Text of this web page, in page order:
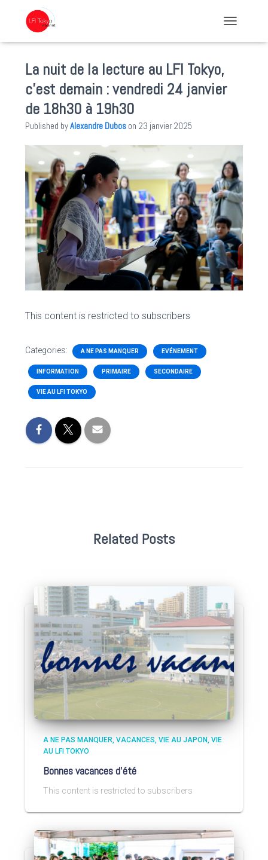
La nuit de la lecture au LFI Tokyo,
c’est demain : vendredi 24 janvier
de 18h30 à 19h30
Published byAlexandre Dubos on 23 janvier 2025
This content is restricted to subscribers
Categories: A NE PAS MANQUER EVÉNEMENT
INFORMATION PRIMAIRE SECONDAIRE
VIE AU LFI TOKYO
Related Posts
A NE PAS MANQUER VACANCES VIE AU JAPON VIE
AU LFI TOKYO
Bonnes vacances d’été
This content is restricted to subscribers